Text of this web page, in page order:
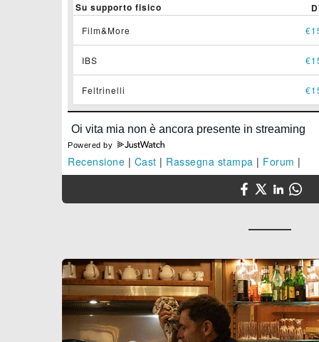
Su supporto fisico
Film&More
IBS
Feltrinelli
Powered by
Recensione | Cast | Rassegna stampa | Forum |